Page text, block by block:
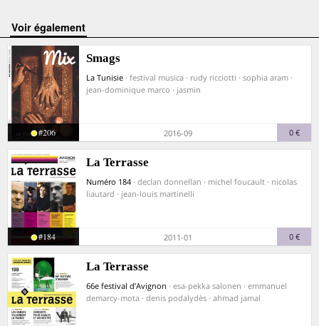
voir également
Smags
La Tunisie · festival musica · rudy ricciotti · sophia aram ·
jean-dominique marco · jasmin
#206 2016-09 0 €
La Terrasse
Numéro 184 · declan donnellan · michel foucault · nicolas
liautard · jean-louis martinelli
#184 2011-01 0 €
La Terrasse
66e festival d’Avignon · esa-pekka salonen · emmanuel
demarcy-mota · denis podalydès · ahmad jamal